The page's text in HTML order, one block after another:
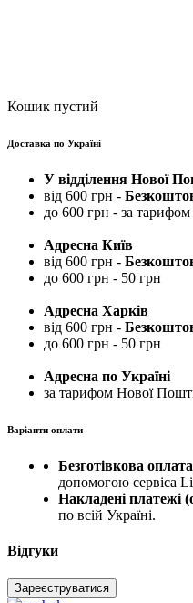
Кошик пустий
Доставка по Україні
У відділення Нової
від 600 грн -
до 600 грн - за
Адресна Київ
від 600 грн -
до 600 грн - 50 грн
Адресна Харків
від 600 грн -
до 600 грн - 50 грн
Адресна по Україні
за тарифом Нової
Варіанти оплати
Безготівкова оплата
допомогою сервіса
Накладені платежі
по всій Україні.
Відгуки
Зареєструватися